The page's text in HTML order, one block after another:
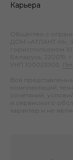
Карьера
Общество с
ДОМ «АТЛАНТ-М»,
горисполкомом
Беларусь, 220019,
УНП 100023303.
Вся
комплектаций,
сочетаний,
и сервисного
характер и не